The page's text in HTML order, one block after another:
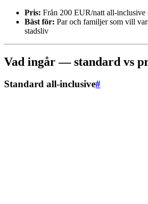
Pris: Från 200 EUR/natt all-inclusive
Bäst för: Par och familjer som vill
stadsliv
Vad ingår — standard vs
Standard all-inclusive#